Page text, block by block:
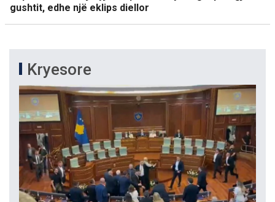
gushtit, edhe një eklips diellor
Kryesore